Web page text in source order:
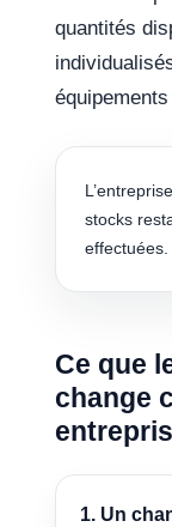
quantités
stocks
effectuées.
Ce que
change
1. Un